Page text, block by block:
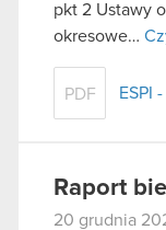
pkt 2 Ustawy
okresowe…
PDF ESPI
Raport
20 grudnia